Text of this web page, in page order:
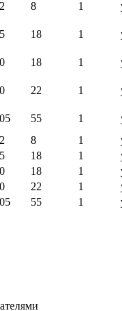
8 1
18 1
18 1
22 1
55 1
8 1
18 1
18 1
22 1
55 1